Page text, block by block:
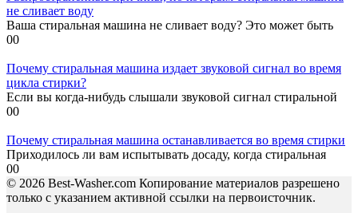
не сливает воду
Ваша стиральная машина не сливает воду? Это может быть
00
Почему стиральная машина издает звуковой сигнал во время
цикла стирки?
Если вы когда-нибудь слышали звуковой сигнал стиральной
00
Почему стиральная машина останавливается во время стирки
Приходилось ли вам испытывать досаду, когда стиральная
00
© 2026 Best-Washer.com Копирование материалов разрешено
только с указанием активной ссылки на первоисточник.